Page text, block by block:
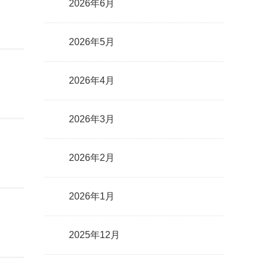
2026年6月
2026年5月
2026年4月
2026年3月
2026年2月
2026年1月
2025年12月